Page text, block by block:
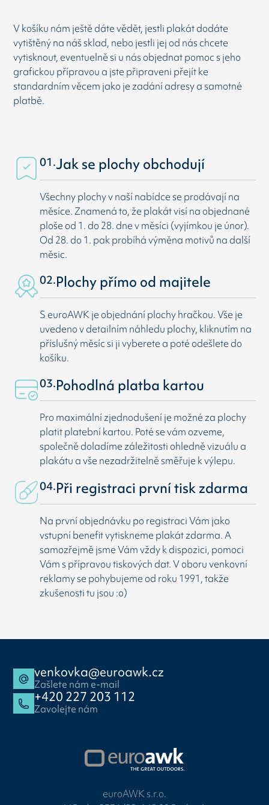
V košíku nám ještě dáte vědět, jestli plakát dodáte
vytištěný na náš sklad, nebo jestli jej od nás chcete
vytisknout, eventuelně si u nás objednat pomoc s jeho
grafickou přípravou a jste připraveni přejít ke
standardním věcem jako je zadání adresy a samotné
platbě.
01.Jak se plochy obchodují
Všechny plochy v naší nabídce se prodávají na
měsíce. Znamená to, že plakát visí na objednané
ploše od 1. do 28. dne v měsíci (vyjímkou je únor).
Od 28. do 1. pak probíhá výměna motivů na další
měsic.
02.Plochy přímo od majitele
S euroAWK je objednání plochy hračkou. Vše je
uvedeno v detailním náhledu plochy, kliknutím na
příslušný měsíc si ji vyberete a poté odešlete do
košíku.
03.Pohodlná platba kartou
Pro maximální zjednodušení je možné za plochy
platit platební kartou. Poté se vám ozveme,
společně doladíme záležitosti ohledně vizuálu a
plakátu a vše nezadržitelně směřuje k výlepu.
04.Při registraci první tisk zdarma
Na první objednávku po registraci Vám jako
vstupní benefit vytiskneme plakát zdarma. A
samozřejmě jsme Vám vždy k dispozici, pomoci
Vám s přípravou tiskových dat. V oboru venkovní
reklamy se pohybujeme od roku 1991, takže
zkušenosti tu jsou :o)
venkovka@euroawk.cz
Zašlete nám e-mail
+420 227 203 112
Zavolejte nám
euroAWK s.r.o.